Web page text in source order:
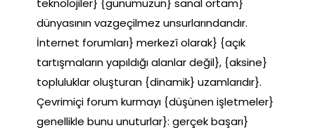
teknolojiler} {günümüzün} sanal ortam}
dünyasının vazgeçilmez unsurlarındandır.
İnternet forumları} merkezî olarak} {açık
tartışmaların yapıldığı alanlar değil}, {aksine}
topluluklar oluşturan {dinamik} uzamlarıdır}.
Çevrimiçi forum kurmayı {düşünen işletmeler}
genellikle bunu unuturlar}: gerçek başarı}